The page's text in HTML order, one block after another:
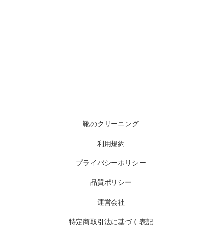
靴のクリーニング
利用規約
プライバシーポリシー
品質ポリシー
運営会社
特定商取引法に基づく表記